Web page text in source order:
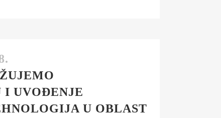
UVOĐENJE
U OBLAST